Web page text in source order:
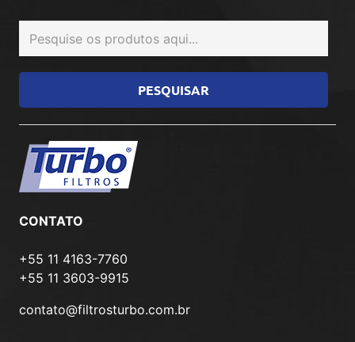
CONTATO
+55 11 4163-7760
+55 11 3603-9915
contato@filtrosturbo.com.br